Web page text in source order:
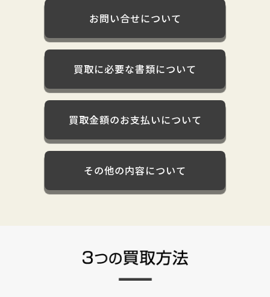
お問い合せについて
買取に必要な書類について
買取金額のお支払いについて
その他の内容について